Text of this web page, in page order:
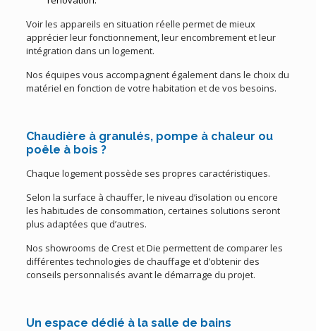
Voir les appareils en situation réelle permet de mieux
apprécier leur fonctionnement, leur encombrement et leur
intégration dans un logement.
Nos équipes vous accompagnent également dans le choix du
matériel en fonction de votre habitation et de vos besoins.
Chaudière à granulés, pompe à chaleur ou
poêle à bois ?
Chaque logement possède ses propres caractéristiques.
Selon la surface à chauffer, le niveau d’isolation ou encore
les habitudes de consommation, certaines solutions seront
plus adaptées que d’autres.
Nos showrooms de Crest et Die permettent de comparer les
différentes technologies de chauffage et d’obtenir des
conseils personnalisés avant le démarrage du projet.
Un espace dédié à la salle de bains